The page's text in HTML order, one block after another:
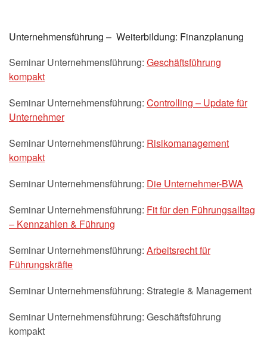
Unternehmensführung – Weiterbildung: Finanzplanung
Seminar Unternehmensführung: Geschäftsführung
kompakt
Seminar Unternehmensführung: Controlling – Update für
Unternehmer
Seminar Unternehmensführung: Risikomanagement
kompakt
Seminar Unternehmensführung: Die Unternehmer-BWA
Seminar Unternehmensführung: Fit für den Führungsalltag
– Kennzahlen & Führung
Seminar Unternehmensführung: Arbeitsrecht für
Führungskräfte
Seminar Unternehmensführung: Strategie & Management
Seminar Unternehmensführung: Geschäftsführung
kompakt